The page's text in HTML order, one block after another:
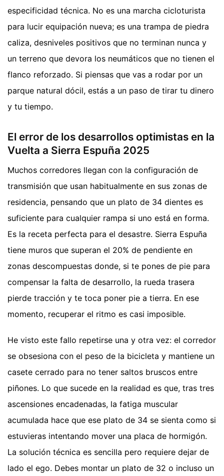
especificidad técnica. No es una marcha cicloturista
para lucir equipación nueva; es una trampa de piedra
caliza, desniveles positivos que no terminan nunca y
un terreno que devora los neumáticos que no tienen el
flanco reforzado. Si piensas que vas a rodar por un
parque natural dócil, estás a un paso de tirar tu dinero
y tu tiempo.
El error de los desarrollos optimistas en la
Vuelta a Sierra Espuña 2025
Muchos corredores llegan con la configuración de
transmisión que usan habitualmente en sus zonas de
residencia, pensando que un plato de 34 dientes es
suficiente para cualquier rampa si uno está en forma.
Es la receta perfecta para el desastre. Sierra Espuña
tiene muros que superan el 20% de pendiente en
zonas descompuestas donde, si te pones de pie para
compensar la falta de desarrollo, la rueda trasera
pierde tracción y te toca poner pie a tierra. En ese
momento, recuperar el ritmo es casi imposible.
He visto este fallo repetirse una y otra vez: el corredor
se obsesiona con el peso de la bicicleta y mantiene un
casete cerrado para no tener saltos bruscos entre
piñones. Lo que sucede en la realidad es que, tras tres
ascensiones encadenadas, la fatiga muscular
acumulada hace que ese plato de 34 se sienta como si
estuvieras intentando mover una placa de hormigón.
La solución técnica es sencilla pero requiere dejar de
lado el ego. Debes montar un plato de 32 o incluso un